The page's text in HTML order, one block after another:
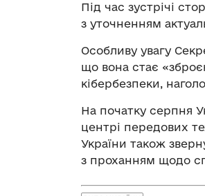
Під час зустрічі
з уточненням
Особливу увагу
що вона стає
кібербезпеки,
На початку серпня
центрі передових
України також
з проханням щодо